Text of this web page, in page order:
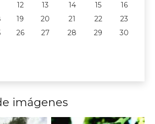
12 13 14 15
16
19 20 21 22
23
26 27 28 29
30
imágenes